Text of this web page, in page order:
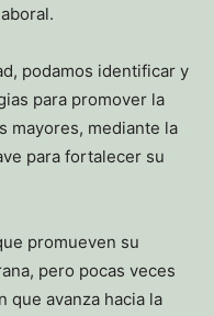
podamos identificar y
para promover la
mayores, mediante la
para fortalecer su
promueven su
pero pocas veces
que avanza hacia la